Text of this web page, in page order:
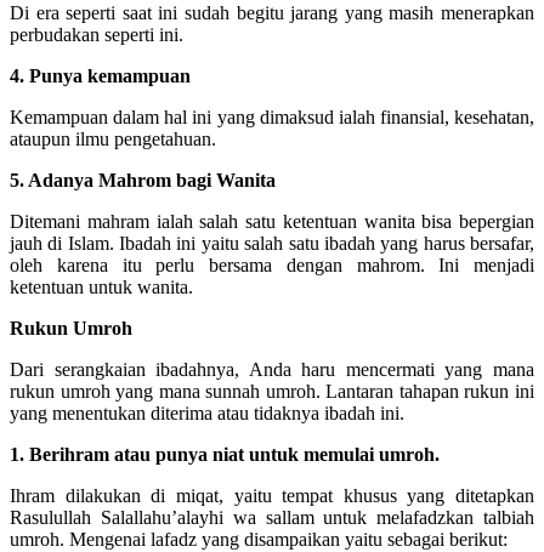
Di era seperti saat ini sudah begitu jarang yang masih menerapkan
perbudakan seperti ini.
4. Punya kemampuan
Kemampuan dalam hal ini yang dimaksud ialah finansial, kesehatan,
ataupun ilmu pengetahuan.
5. Adanya Mahrom bagi Wanita
Ditemani mahram ialah salah satu ketentuan wanita bisa bepergian
jauh di Islam. Ibadah ini yaitu salah satu ibadah yang harus bersafar,
oleh karena itu perlu bersama dengan mahrom. Ini menjadi
ketentuan untuk wanita.
Rukun Umroh
Dari serangkaian ibadahnya, Anda haru mencermati yang mana
rukun umroh yang mana sunnah umroh. Lantaran tahapan rukun ini
yang menentukan diterima atau tidaknya ibadah ini.
1. Berihram atau punya niat untuk memulai umroh.
Ihram dilakukan di miqat, yaitu tempat khusus yang ditetapkan
Rasulullah Salallahu’alayhi wa sallam untuk melafadzkan talbiah
umroh. Mengenai lafadz yang disampaikan yaitu sebagai berikut: